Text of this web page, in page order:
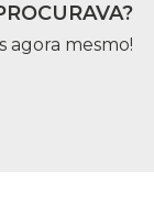
agora mesmo!